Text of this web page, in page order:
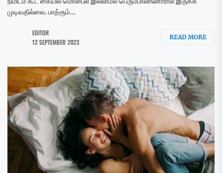
முடிவதில்லை. பாத்ரூம்...
EDITOR
12 SEPTEMBER 2023
READ MORE